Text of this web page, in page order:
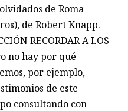
de Roma
de Robert Knapp.
RECORDAR A LOS
no hay por qué
por ejemplo,
de este
consultando con